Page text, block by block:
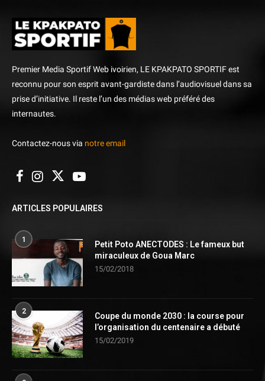
Premier Media Sportif Web ivoirien, LE KPAKPATO SPORTIF est
reconnu pour son esprit avant-gardiste dans l’audiovisuel dans sa
prise d’initiative. Il reste l’un des médias web préféré des
internautes.
Contactez-nous via notre email
ARTICLES POPULAIRES
1
Petit Poto ANECTODES : Le fameux but
miraculeux de Goua Marc
15/02/2018
2
Coupe du monde 2030 : la course pour
l’organisation du centenaire a débuté
15/02/2019